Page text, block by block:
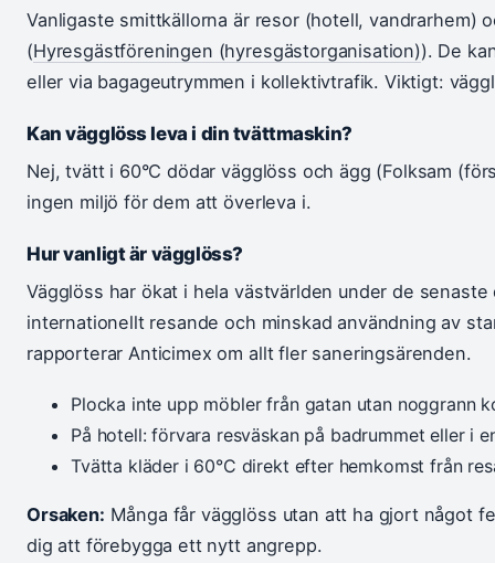
Vanligaste smittkällorna är resor (hotell, vandrarhem)
(Hyresgästföreningen (hyresgästorganisation)). De
eller via bagageutrymmen i kollektivtrafik. Viktigt:
Kan vägglöss leva i din tvättmaskin?
Nej, tvätt i 60°C dödar vägglöss och ägg (Folksam
ingen miljö för dem att överleva i.
Hur vanligt är vägglöss?
Vägglöss har ökat i hela västvärlden under de
internationellt resande och minskad användning av
rapporterar Anticimex om allt fler saneringsärenden.
Plocka inte upp möbler från gatan utan noggrann
På hotell: förvara resväskan på badrummet eller i
Tvätta kläder i 60°C direkt efter hemkomst från
Orsaken: Många får vägglöss utan att ha gjort något
dig att förebygga ett nytt angrepp.